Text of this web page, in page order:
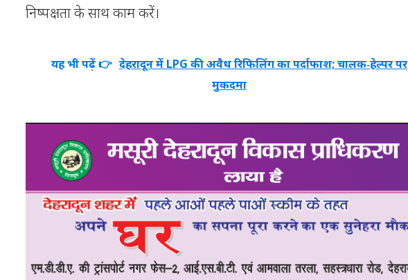
निष्पक्षता के साथ काम करें।
यह भी पढ़ें 👉 देहरादून में LPG की अवैध रिफिलिंग का पर्दाफाश; चालक‑हेल्पर पर
मुकदमा